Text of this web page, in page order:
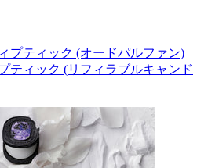
プティック (オードパルファン)
ティック (リフィラブルキャンド